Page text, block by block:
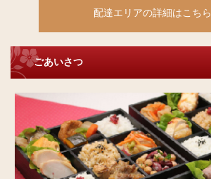
配達エリアの詳細はこちら
ごあいさつ